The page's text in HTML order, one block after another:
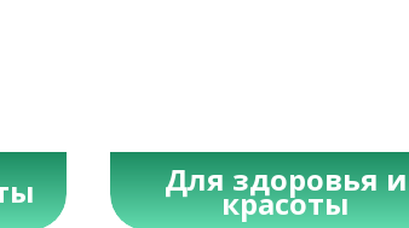
Для здоровья и
красоты